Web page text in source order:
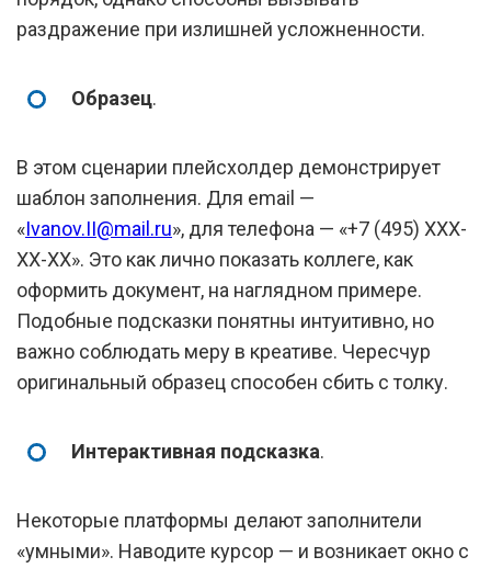
раздражение при излишней усложненности.
Образец.
В этом сценарии плейсхолдер демонстрирует
шаблон заполнения. Для email —
«Ivanov.II@mail.ru», для телефона — «+7 (495) ХХХ-
ХХ-ХХ». Это как лично показать коллеге, как
оформить документ, на наглядном примере.
Подобные подсказки понятны интуитивно, но
важно соблюдать меру в креативе. Чересчур
оригинальный образец способен сбить с толку.
Интерактивная подсказка.
Некоторые платформы делают заполнители
«умными». Наводите курсор — и возникает окно с